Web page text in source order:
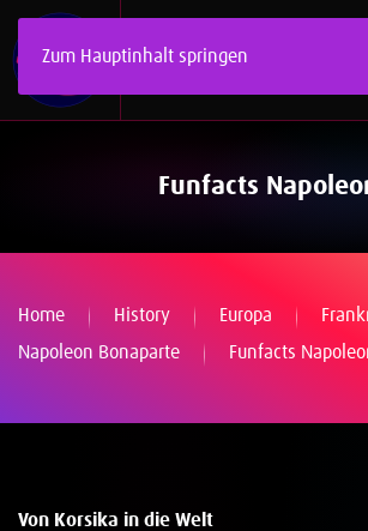
Zum Hauptinhalt springen
Funfacts
Home History Europa
Napoleon Bonaparte
Funfacts
Von Korsika in die Welt